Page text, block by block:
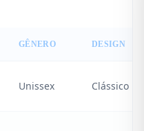
GÊNERO DESIGN
Unissex Clássico